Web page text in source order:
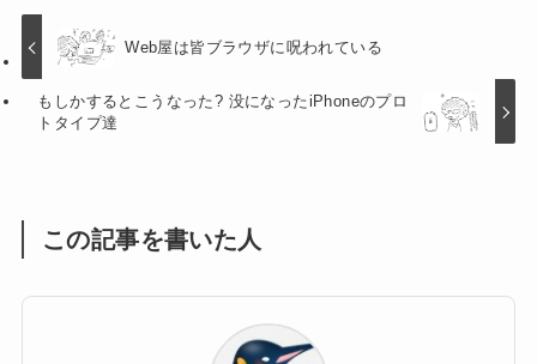
Web屋は皆ブラウザに呪われている
もしかするとこうなった? 没になったiPhoneのプロ
トタイプ達
この記事を書いた人